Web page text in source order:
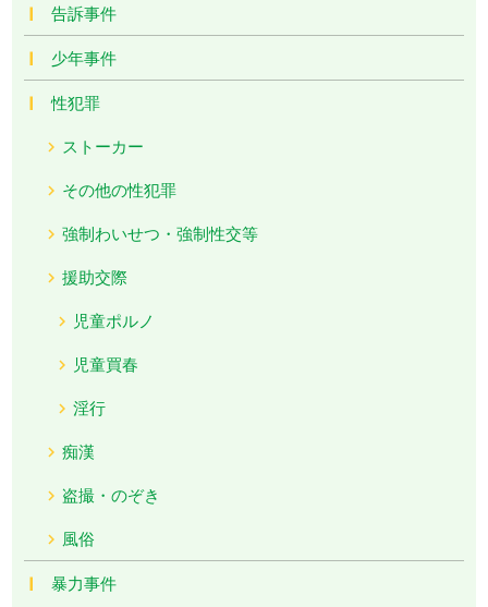
告訴事件
少年事件
性犯罪
ストーカー
その他の性犯罪
強制わいせつ・強制性交等
援助交際
児童ポルノ
児童買春
淫行
痴漢
盗撮・のぞき
風俗
暴力事件